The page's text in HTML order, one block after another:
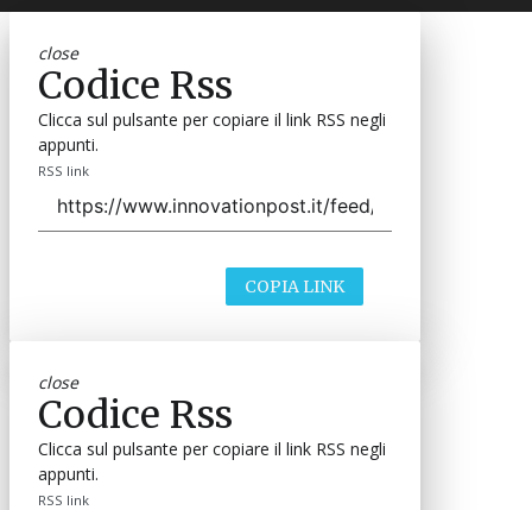
close
Codice Rss
Clicca sul pulsante per copiare il link RSS negli
appunti.
RSS link
COPIA LINK
close
Codice Rss
Clicca sul pulsante per copiare il link RSS negli
appunti.
RSS link